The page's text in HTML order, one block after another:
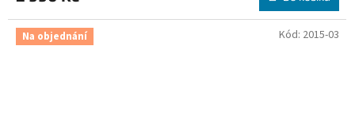
A
je
5,0
5
Na objednání Kód: 2015-03